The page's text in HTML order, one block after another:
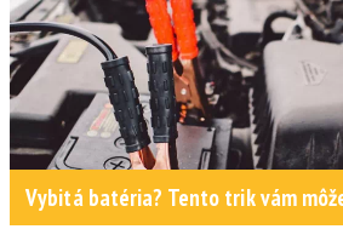
Vybitá batéria? Tento trik vám